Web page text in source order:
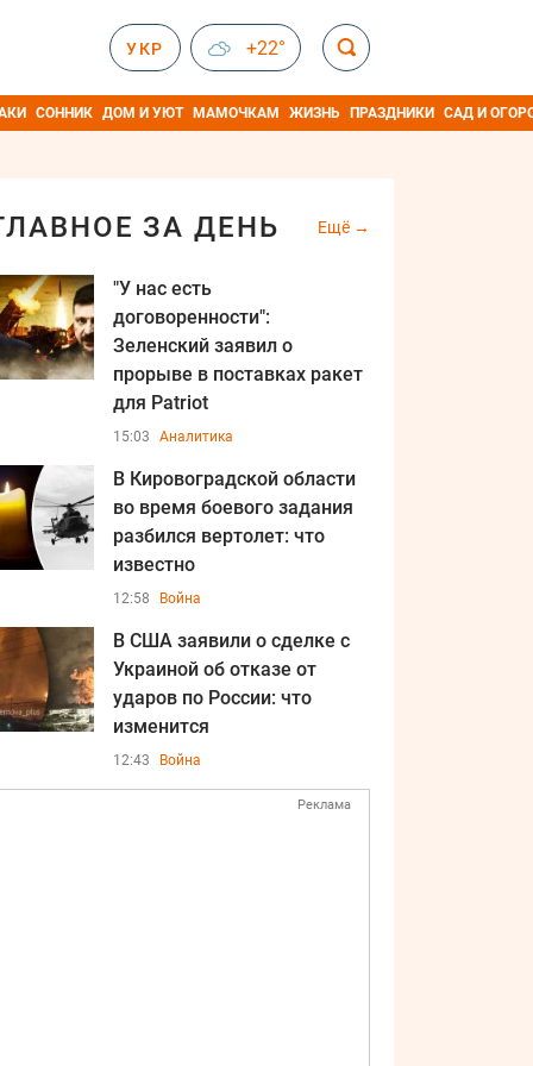
УКР +22°
СОННИК ДОМ И УЮТ МАМОЧКАМ ЖИЗНЬ ПРАЗДНИКИ САД И
ЗА ДЕНЬ Ещё
"У нас есть
договоренности":
Зеленский заявил о
прорыве в поставках ракет
для Patriot
15:03 Аналитика
В Кировоградской области
во время боевого задания
разбился вертолет: что
известно
12:58 Война
В США заявили о сделке с
Украиной об отказе от
ударов по России: что
изменится
12:43 Война
Реклама